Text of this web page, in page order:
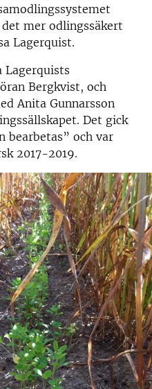
mer odlingssäkert
Lagerquist.
Lagerquists
Bergkvist, och
Anita Gunnarsson
Det gick
bearbetas” och var
2017-2019.